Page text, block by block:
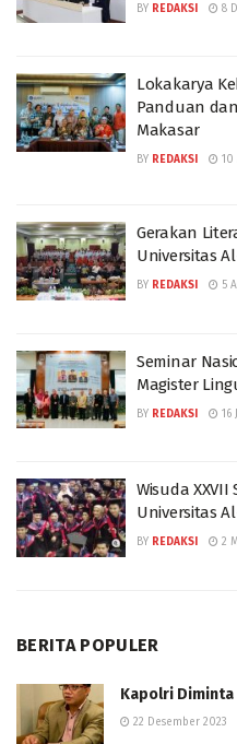
BY REDAKSI 8
Lokakarya
Panduan
Makasar
BY REDAKSI 10
Gerakan
Universitas
BY REDAKSI 5
Seminar
Magister
BY REDAKSI 16
Wisuda
Universitas
BY REDAKSI 2
BERITA POPULER
Kapolri
22 Desember 2023